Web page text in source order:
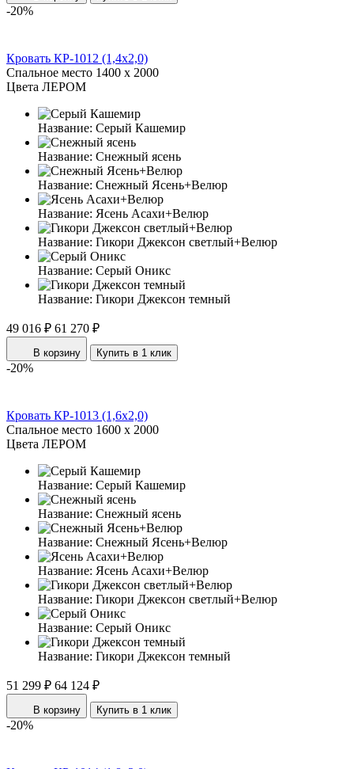
-20%
Кровать КР-1012 (1,4x2,0)
Спальное место 1400 x 2000
Цвета ЛЕРОМ
Название: Серый Кашемир
Название: Снежный ясень
Название: Снежный Ясень+Велюр
Название: Ясень Асахи+Велюр
Название: Гикори Джексон светлый+Велюр
Название: Серый Оникс
Название: Гикори Джексон темный
49 016 ₽ 61 270 ₽
В корзину Купить в 1 клик
-20%
Кровать КР-1013 (1,6x2,0)
Спальное место 1600 x 2000
Цвета ЛЕРОМ
Название: Серый Кашемир
Название: Снежный ясень
Название: Снежный Ясень+Велюр
Название: Ясень Асахи+Велюр
Название: Гикори Джексон светлый+Велюр
Название: Серый Оникс
Название: Гикори Джексон темный
51 299 ₽ 64 124 ₽
В корзину Купить в 1 клик
-20%